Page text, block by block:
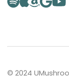
© 2024